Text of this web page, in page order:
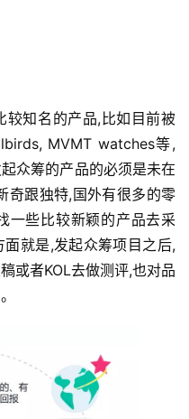
较知名的产品,比如目前被
MVMT watches等,
众筹的产品的必须是未在
奇跟独特,国外有很多的零
一些比较新颖的产品去采
就是,发起众筹项目之后,
或者KOL去做测评,也对品